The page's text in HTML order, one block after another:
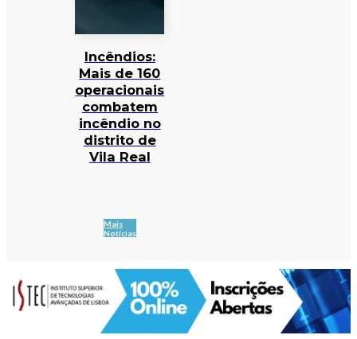
Incêndios:
Mais de 160
operacionais
combatem
incêndio no
distrito de
Vila Real
Mais
Notícias